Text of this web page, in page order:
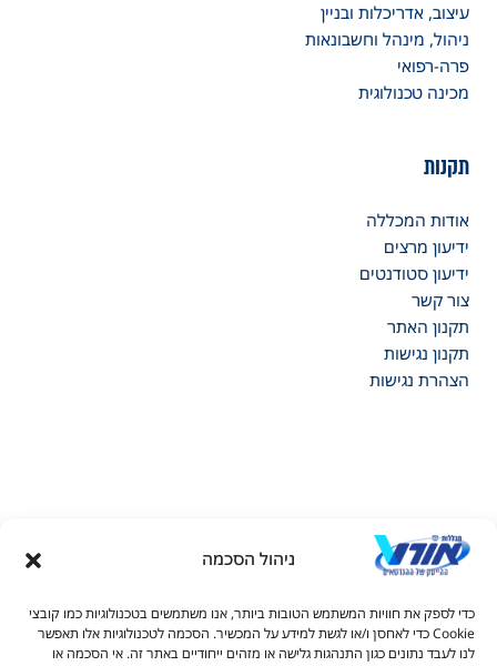
ניהול הסכמה
כדי לספק את חוויות המשתמש הטובות ביותר, אנו משתמשים בטכנולוגיות כמו קובצי
Cookie כדי לאחסן ו/או לגשת למידע על המכשיר. הסכמה לטכנולוגיות אלו תאפשר
לנו לעבד נתונים כגון התנהגות גלישה או מזהים ייחודיים באתר זה. אי הסכמה או
עיצוב, אדריכלות ובניין
ניהול, מינהל וחשבונאות
פרה-רפואי
מכינה טכנולוגית
תקנות
אודות המכללה
ידיעון מרצים
ידיעון סטודנטים
צור קשר
תקנון האתר
תקנון נגישות
הצהרת נגישות
© כל הזכויות שמורות למכללות אורט 2026
טקסט
טקסט